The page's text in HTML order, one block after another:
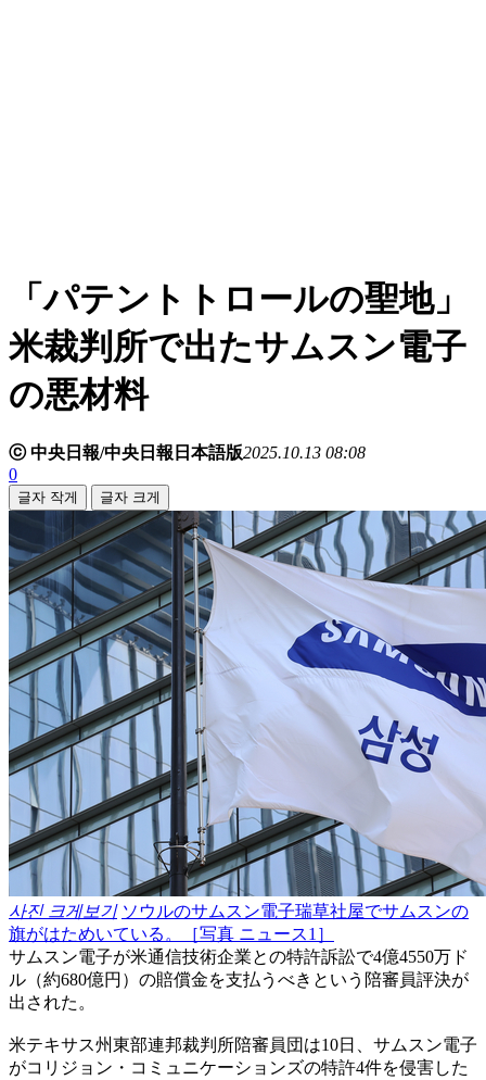
「パテントトロールの聖地」
米裁判所で出たサムスン電子
の悪材料
ⓒ 中央日報/中央日報日本語版2025.10.13 08:08
0
글자 작게 글자 크게
사진 크게보기 ソウルのサムスン電子瑞草社屋でサムスンの
旗がはためいている。［写真 ニュース1］
サムスン電子が米通信技術企業との特許訴訟で4億4550万ド
ル（約680億円）の賠償金を支払うべきという陪審員評決が
出された。
米テキサス州東部連邦裁判所陪審員団は10日、サムスン電子
がコリジョン・コミュニケーションズの特許4件を侵害した